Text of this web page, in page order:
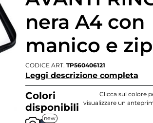
nera A4 con
manico e zip
CODICE ART. TP560406121
Leggi descrizione completa
Colori
disponibili
Clicca sul colore
visualizzare un
new